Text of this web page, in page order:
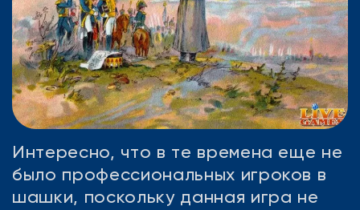
Интересно, что в те времена еще не
было профессиональных игроков в
шашки, поскольку данная игра не